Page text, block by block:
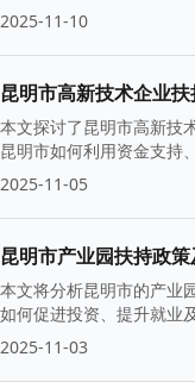
2025-11-10
昆明市高新技术企业
本文探讨了昆明市高新技
昆明市如何利用资金支持
2025-11-05
昆明市产业园扶持政
本文将分析昆明市的产业
如何促进投资、提升就业
2025-11-03